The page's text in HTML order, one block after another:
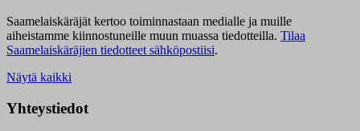
Saamelaiskäräjät kertoo toiminnastaan medialle ja muille
aiheistamme kiinnostuneille muun muassa tiedotteilla. Tilaa
Saamelaiskäräjien tiedotteet sähköpostiisi.
Näytä kaikki
Yhteystiedot